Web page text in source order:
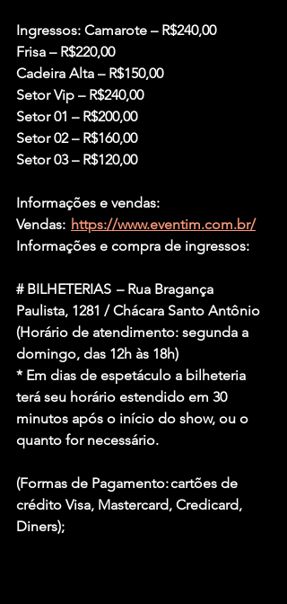
Ingressos: Camarote – R$240,00
Frisa – R$220,00
Cadeira Alta – R$150,00
Setor Vip – R$240,00
Setor 01 – R$200,00
Setor 02 – R$160,00
Setor 03 – R$120,00
Informações e vendas:
Vendas: https://www.eventim.com.br/
Informações e compra de ingressos:
# BILHETERIAS  – Rua Bragança
Paulista, 1281 / Chácara Santo Antônio
(Horário de atendimento: segunda a
domingo, das 12h às 18h)
* Em dias de espetáculo a bilheteria
terá seu horário estendido em 30
minutos após o início do show, ou o
quanto for necessário.
(Formas de Pagamento: cartões de
crédito Visa, Mastercard, Credicard,
Diners);